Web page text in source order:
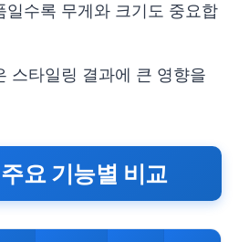
일수록 무게와 크기도 중요합
스타일링 결과에 큰 영향을
요 기능별 비교